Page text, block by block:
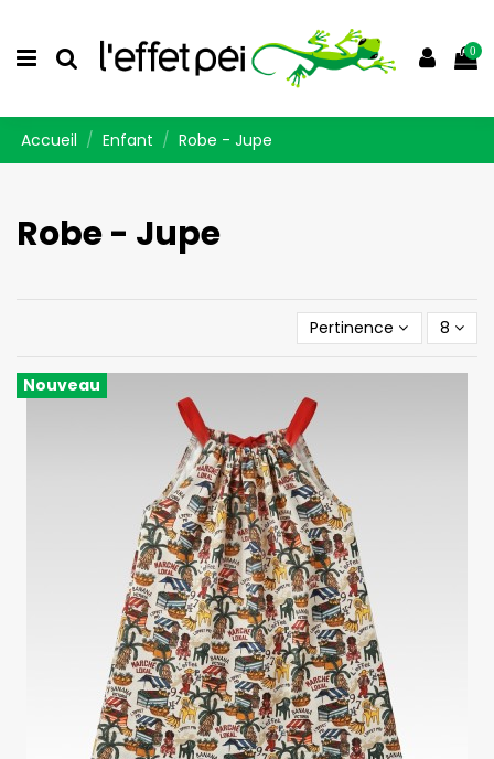
0
Accueil Enfant Robe - Jupe
Robe - Jupe
Pertinence 8
Nouveau